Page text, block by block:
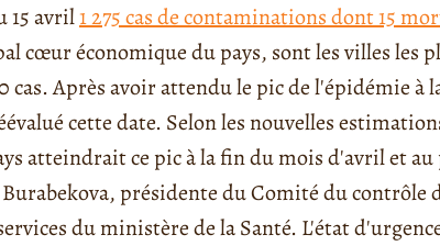
15 avril1 275 cas de contaminations dont 15
cœur économique du pays, sont les villes les
cas. Après avoir attendu le pic de l'épidémie à
cette date. Selon les nouvelles
atteindrait ce pic à la fin du mois d'avril et
présidente du Comité du contrôle
du ministère de la Santé. L'état